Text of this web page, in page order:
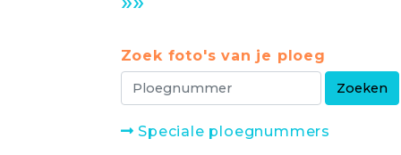
Zoek foto's van je ploeg
Speciale ploegnummers